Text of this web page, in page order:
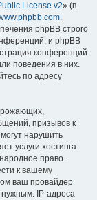
License v2» (в
.
phpBB строго
и phpBB
конференций
поведения в них.
по адресу
призывов к
нарушить
услуги хостинга
право.
к вашему
ваш провайдер
нужным. IP-адреса